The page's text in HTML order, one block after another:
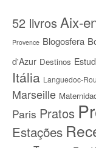
52 livros Aix-
Provence Blogosfera
d'Azur Destinos
Itália Languedoc-
Marseille
Paris Pratos
Estações